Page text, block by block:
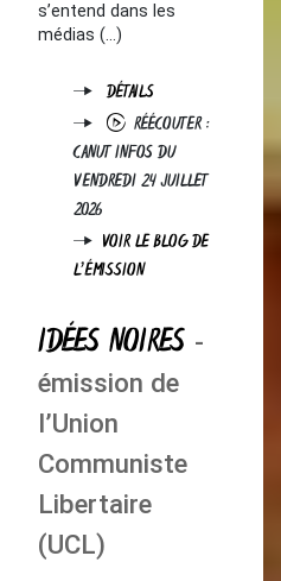
s’entend dans les
médias (…)
DÉTAILS
RÉÉCOUTER :
CANUT INFOS DU
VENDREDI 24 JUILLET
2026
VOIR LE BLOG DE
L'ÉMISSION
IDÉES NOIRES -
émission de
l’Union
Communiste
Libertaire
(UCL)